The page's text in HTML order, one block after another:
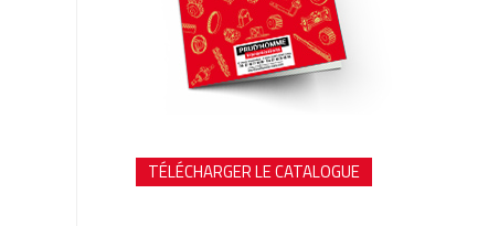
TÉLÉCHARGER LE CATALOGUE